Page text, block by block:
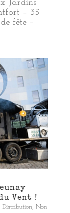
Jardins
– 35
fête –
Vent !
Distribution, Non